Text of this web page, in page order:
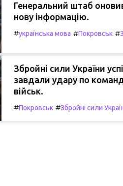
Генеральний штаб
нову інформацію.
#українська мова #Покровськ #
Збройні сили України
завдали удару по
військ.
#Покровськ #Збройні сили